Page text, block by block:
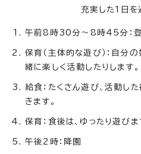
充実した1日を
午前8時30分～8時45分：
保育（主体的な遊び）：自分
緒に楽しく活動したりします。
給食：たくさん遊び、活動し
きます。
保育：食後は、ゆったり遊びま
午後2時：降園